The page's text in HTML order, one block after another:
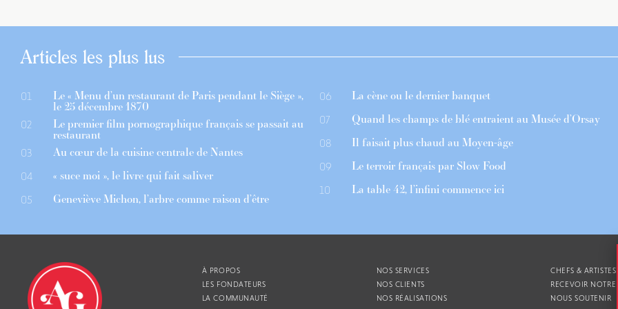
Articles les plus lus
01 Le « Menu d’un restaurant de Paris pendant le Siège »,
le 25 décembre 1870
02 Le premier film pornographique français se passait au
restaurant
03 Au cœur de la cuisine centrale de Nantes
04 « suce moi », le livre qui fait saliver
05 Geneviève Michon, l’arbre comme raison d’être
06 La cène ou le dernier banquet
07 Quand les champs de blé entraient au Musée d’Orsay
08 Il faisait plus chaud au Moyen-âge
09 Le terroir français par Slow Food
10 La table 42, l’infini commence ici
À PROPOS
LES FONDATEURS
LA COMMUNAUTÉ
NOS SERVICES
NOS CLIENTS
NOS RÉALISATIONS
CHEFS & ARTISTES
RECEVOIR NOTRE
NOUS SOUTENIR